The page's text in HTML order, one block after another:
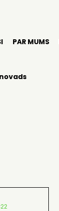
PAR MUMS